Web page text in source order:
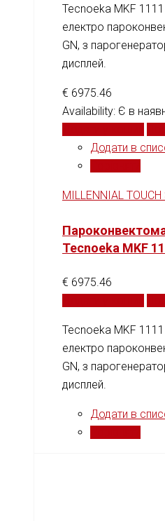
Tecnoeka MKF
електро
GN, з
дисплей.
€ 6975.46
Availability: Є в
Додати в
MILLENNIAL TOUCH
Tecnoeka MKF
€ 6975.46
Tecnoeka MKF
електро
GN, з
дисплей.
Додати в